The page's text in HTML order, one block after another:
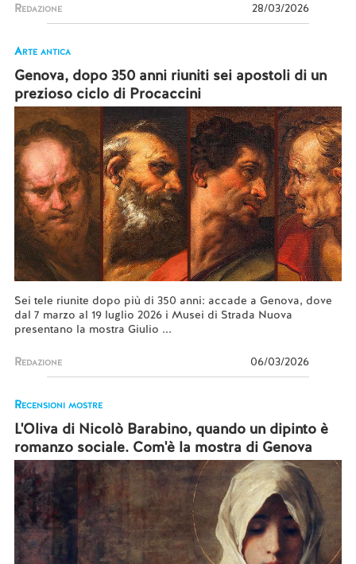
Redazione 28/03/2026
Arte antica
Genova, dopo 350 anni riuniti sei apostoli di un
prezioso ciclo di Procaccini
Sei tele riunite dopo più di 350 anni: accade a Genova, dove
dal 7 marzo al 19 luglio 2026 i Musei di Strada Nuova
presentano la mostra Giulio ...
Redazione 06/03/2026
Recensioni mostre
L'Oliva di Nicolò Barabino, quando un dipinto è
romanzo sociale. Com'è la mostra di Genova